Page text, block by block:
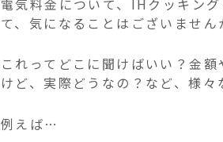
電気料金について、IHクッキン
て、気になることはございません
これってどこに聞けばいい？金
けど、実際どうなの？など、様々
例えば…